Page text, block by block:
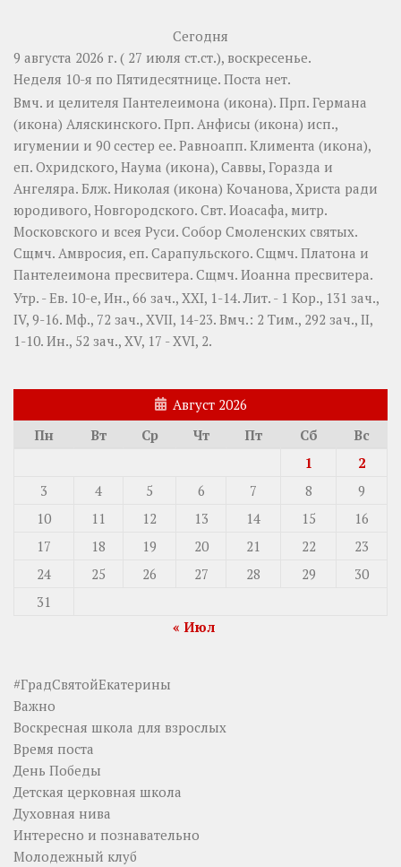
Сегодня
9 августа 2026 г. ( 27 июля ст.ст.), воскресенье.
Неделя 10-я по Пятидесятнице. Поста нет.
Вмч. и целителя Пантелеимона (икона). Прп. Германа
(икона) Аляскинского. Прп. Анфисы (икона) исп.,
игумении и 90 сестер ее. Равноапп. Климента (икона),
еп. Охридского, Наума (икона), Саввы, Горазда и
Ангеляра. Блж. Николая (икона) Кочанова, Христа ради
юродивого, Новгородского. Свт. Иоасафа, митр.
Московского и всея Руси. Собор Смоленских святых.
Сщмч. Амвросия, еп. Сарапульского. Сщмч. Платона и
Пантелеимона пресвитера. Сщмч. Иоанна пресвитера.
Утр. - Ев. 10-е, Ин., 66 зач., XXI, 1-14.Лит. - 1 Кор., 131 зач.,
IV, 9-16. Мф., 72 зач., XVII, 14-23. Вмч.: 2 Тим., 292 зач., II,
1-10. Ин., 52 зач., XV, 17 - XVI, 2.
Август 2026
Пн
Вт Ср Чт Пт Сб
Вс
1
2
3
4 5 6 7 8
9
10
11 12 13 14 15
16
17
18 19 20 21 22
23
24
25 26 27 28 29
30
31
« Июл
#ГрадСвятойЕкатерины
Важно
Воскресная школа для взрослых
Время поста
День Победы
Детская церковная школа
Духовная нива
Интересно и познавательно
Молодежный клуб